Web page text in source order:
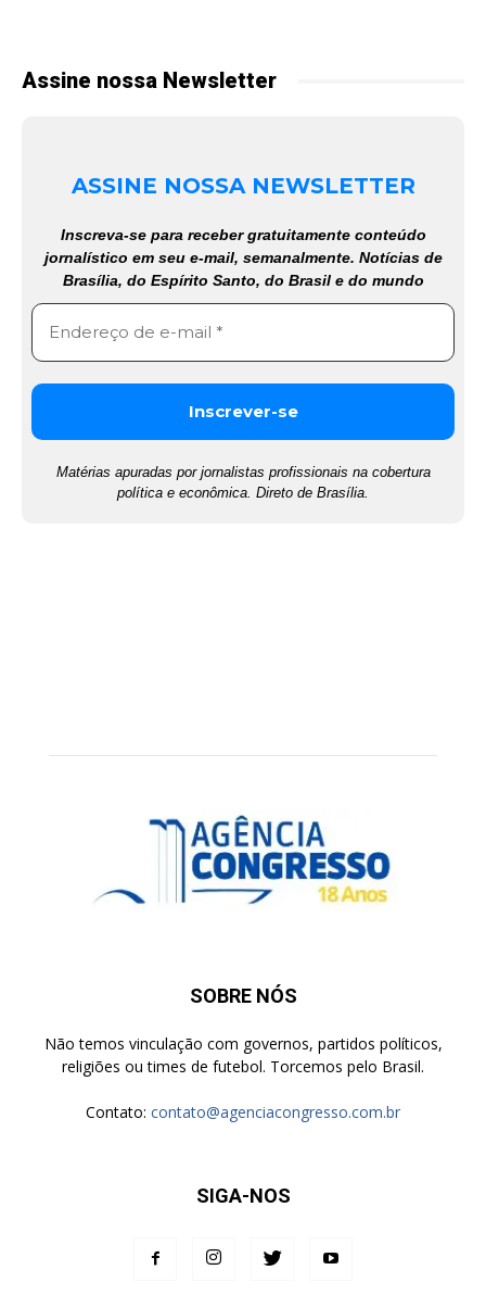
Assine nossa Newsletter
ASSINE NOSSA NEWSLETTER
Inscreva-se para receber gratuitamente conteúdo
jornalístico em seu e-mail, semanalmente. Notícias de
Brasília, do Espírito Santo, do Brasil e do mundo
Matérias apuradas por jornalistas profissionais na cobertura
política e econômica. Direto de Brasília.
SOBRE NÓS
Não temos vinculação com governos, partidos políticos,
religiões ou times de futebol. Torcemos pelo Brasil.
Contato: contato@agenciacongresso.com.br
SIGA-NOS